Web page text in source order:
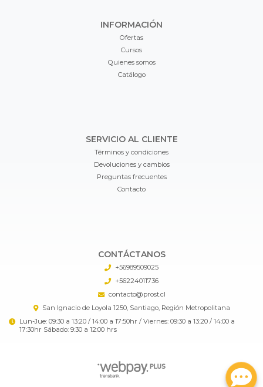
INFORMACIÓN
Ofertas
Cursos
Quienes somos
Catálogo
SERVICIO AL CLIENTE
Términos y condiciones
Devoluciones y cambios
Preguntas frecuentes
Contacto
CONTÁCTANOS
+56989509025
+56224011736
contacto@prost.cl
San Ignacio de Loyola 1250, Santiago, Región Metropolitana
Lun-Jue: 09:30 a 13:20 / 14:00 a 17:50hr / Viernes: 09:30 a 13:20 / 14:00 a
17:30hr Sábado: 9:30 a 12:00 hrs